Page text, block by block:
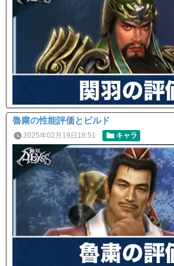
魯粛の性能評価とビルド
2025年02月19日18:51 キャラ